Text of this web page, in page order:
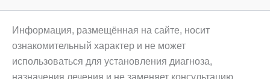
Информация, размещённая на сайте, носит
ознакомительный характер и не может
использоваться для установления диагноза,
назначения лечения и не заменяет консультацию